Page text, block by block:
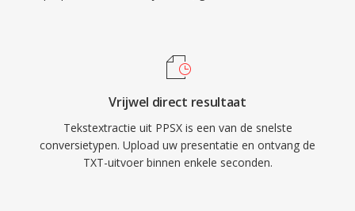
Vrijwel direct resultaat
Tekstextractie uit PPSX is een van de snelste
conversietypen. Upload uw presentatie en ontvang de
TXT-uitvoer binnen enkele seconden.